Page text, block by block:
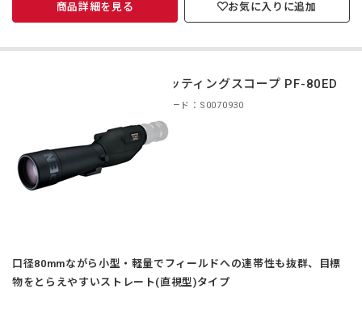
商品詳細を見る お気に入りに追加
スポッティングスコープ PF-80ED
商品コード：S0070930
口径80mmながら小型・軽量でフィールドへの連帯性も抜群、目標
物をとらえやすいストレート(直視型)タイプ